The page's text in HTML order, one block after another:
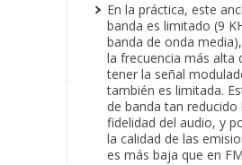
En la práctica, este
banda es limitado (9
banda de onda
la frecuencia más alta
tener la señal
también es limitada.
de banda tan reducido
fidelidad del audio, y
la calidad de las
es más baja que en